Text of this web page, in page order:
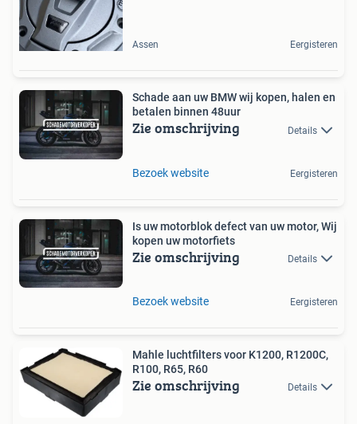
Assen Eergisteren
Schade aan uw BMW wij kopen, halen en
betalen binnen 48uur
Zie omschrijving Details
Bezoek website Eergisteren
Is uw motorblok defect van uw motor, Wij
kopen uw motorfiets
Zie omschrijving Details
Bezoek website Eergisteren
Mahle luchtfilters voor K1200, R1200C,
R100, R65, R60
Zie omschrijving Details